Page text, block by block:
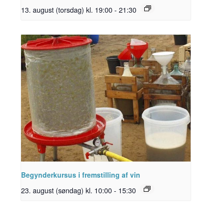
13. august (torsdag) kl. 19:00 - 21:30
Begynderkursus i fremstilling af vin
23. august (søndag) kl. 10:00 - 15:30